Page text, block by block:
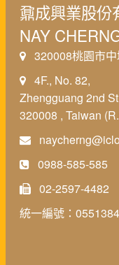
鼐成興業股份
NAY
320008桃園市
4F., No. 82,
Zhengguang 2nd
320008 , Taiwan
0988-585-585
02-2597-4482
統一編號：